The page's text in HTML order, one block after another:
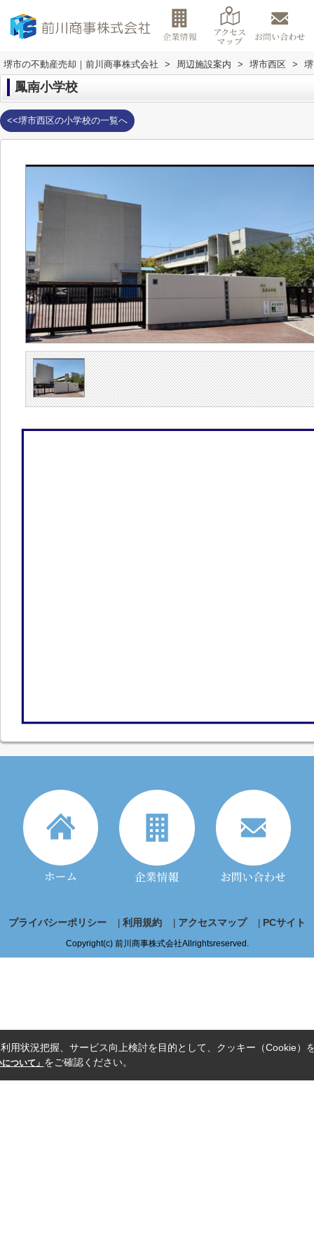
堺市の不動産売却｜前川商事株式会社 > 周辺施設案内 > 堺市西区 >
鳳南小学校
<<堺市西区の小学校の一覧へ
プライバシーポリシー 利用規約 アクセスマップ PCサイト
Copyright(c) 前川商事株式会社Allrightsreserved.
用状況把握、サービス向上検討を目的として、クッキー（Cookie）
ついて」 をご確認ください。